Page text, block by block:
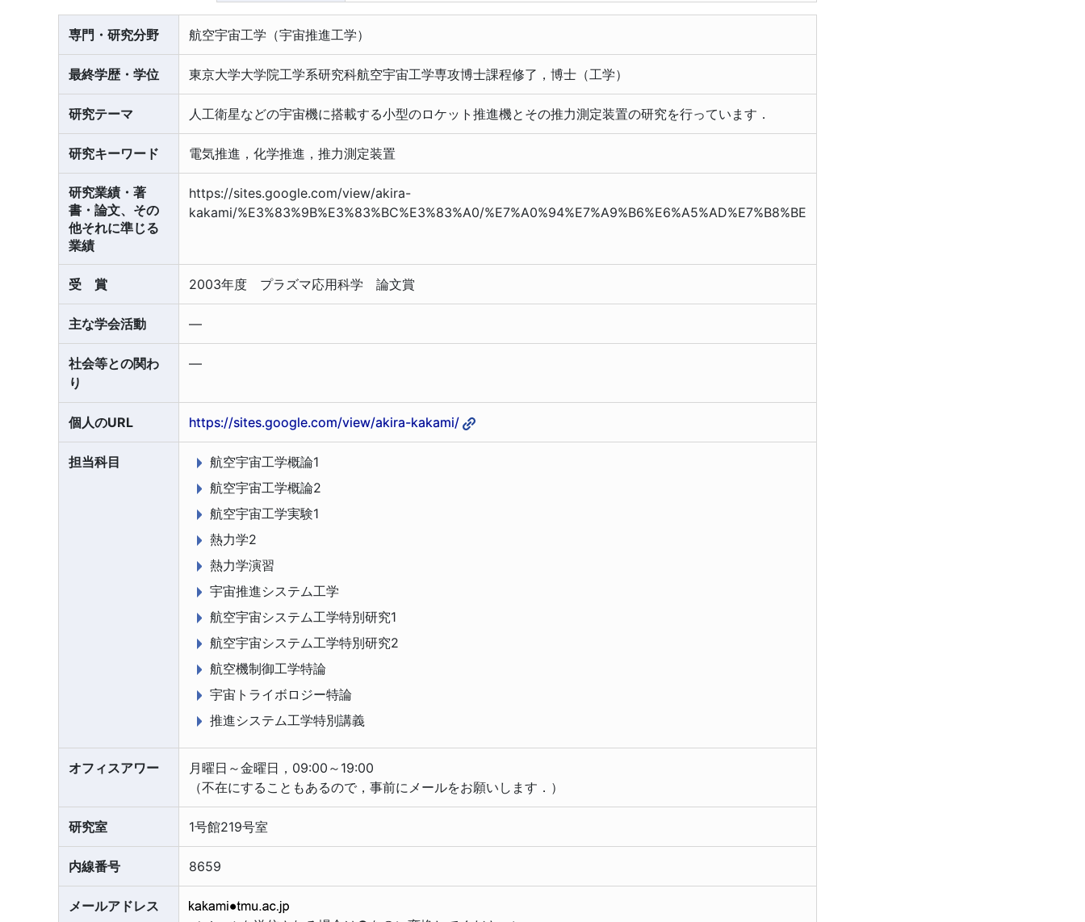
専門・研究分野 航空宇宙工学（宇宙推進工学）
最終学歴・学位 東京大学大学院工学系研究科航空宇宙工学専攻博士課程修了，博士（工学）
研究テーマ 人工衛星などの宇宙機に搭載する小型のロケット推進機とその推力測定装置の研究を行っています．
研究キーワード 電気推進，化学推進，推力測定装置
研究業績・著
書・論文、その
他それに準じる
業績
https://sites.google.com/view/akira-
kakami/%E3%83%9B%E3%83%BC%E3%83%A0/%E7%A0%94%E7%A9%B6%E6%A5%AD%E7%B8%BE
受 賞 2003年度 プラズマ応用科学 論文賞
主な学会活動 ―
社会等との関わ
り
―
個人のURL https://sites.google.com/view/akira-kakami/
担当科目
航空宇宙工学概論1
航空宇宙工学概論2
航空宇宙工学実験1
熱力学2
熱力学演習
宇宙推進システム工学
航空宇宙システム工学特別研究1
航空宇宙システム工学特別研究2
航空機制御工学特論
宇宙トライボロジー特論
推進システム工学特別講義
オフィスアワー
月曜日～金曜日，09:00～19:00
（不在にすることもあるので，事前にメールをお願いします．）
研究室 1号館219号室
内線番号 8659
メールアドレス